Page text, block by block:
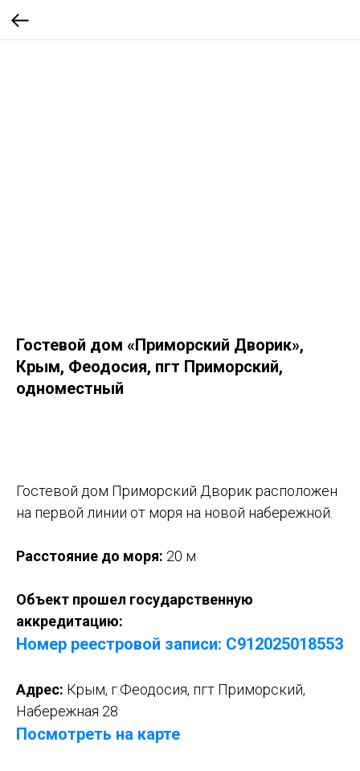
Гостевой дом «Приморский Дворик»,
Крым, Феодосия, пгт Приморский,
одноместный
Гостевой дом Приморский Дворик расположен
на первой линии от моря на новой набережной.
Расстояние до моря: 20 м
Объект прошел государственную
аккредитацию:
Номер реестровой записи: С912025018553
Адрес: Крым, г.Феодосия, пгт Приморский,
Набережная 28
Посмотреть на карте